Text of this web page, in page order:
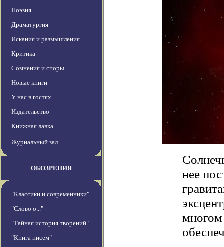
Поэзия
Драматургия
Искания и размышления
Критика
Сомнения и споры
Новые книги
У нас в гостях
Издательство
Книжная лавка
Журнальный зал
ОБОЗРЕНИЯ
"Классики и современники"
"Слово о..."
"Тайная история творений"
"Книга писем"
нее
многом